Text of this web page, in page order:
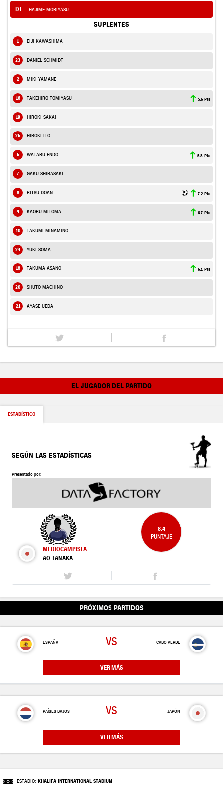
DT HAJIME MORIYASU
SUPLENTES
1 EIJI KAWASHIMA
23 DANIEL SCHMIDT
2 MIKI YAMANE
16 TAKEHIRO TOMIYASU 5.6 Pts
19 HIROKI SAKAI
26 HIROKI ITO
6 WATARU ENDO 5.8 Pts
7 GAKU SHIBASAKI
8 RITSU DOAN 7.2 Pts
9 KAORU MITOMA 6.7 Pts
10 TAKUMI MINAMINO
24 YUKI SOMA
18 TAKUMA ASANO 6.1 Pts
20 SHUTO MACHINO
21 AYASE UEDA
EL JUGADOR DEL PARTIDO
ESTADÍSTICO
SEGÚN LAS ESTADÍSTICAS
Presentado por:
MEDIOCAMPISTA
AO TANAKA
8.4
PUNTAJE
PRÓXIMOS PARTIDOS
ESPAÑA VS CABO VERDE
VER MÁS
PAÍSES BAJOS VS JAPÓN
VER MÁS
ESTADIO: KHALIFA INTERNATIONAL STADIUM